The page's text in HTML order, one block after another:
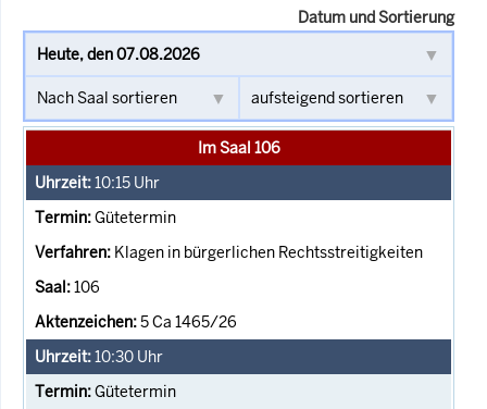
Datum und Sortierung
Im Saal 106
10:15 Uhr
Gütetermin
Klagen in bürgerlichen Rechtsstreitigkeiten
106
5 Ca 1465/26
10:30 Uhr
Gütetermin